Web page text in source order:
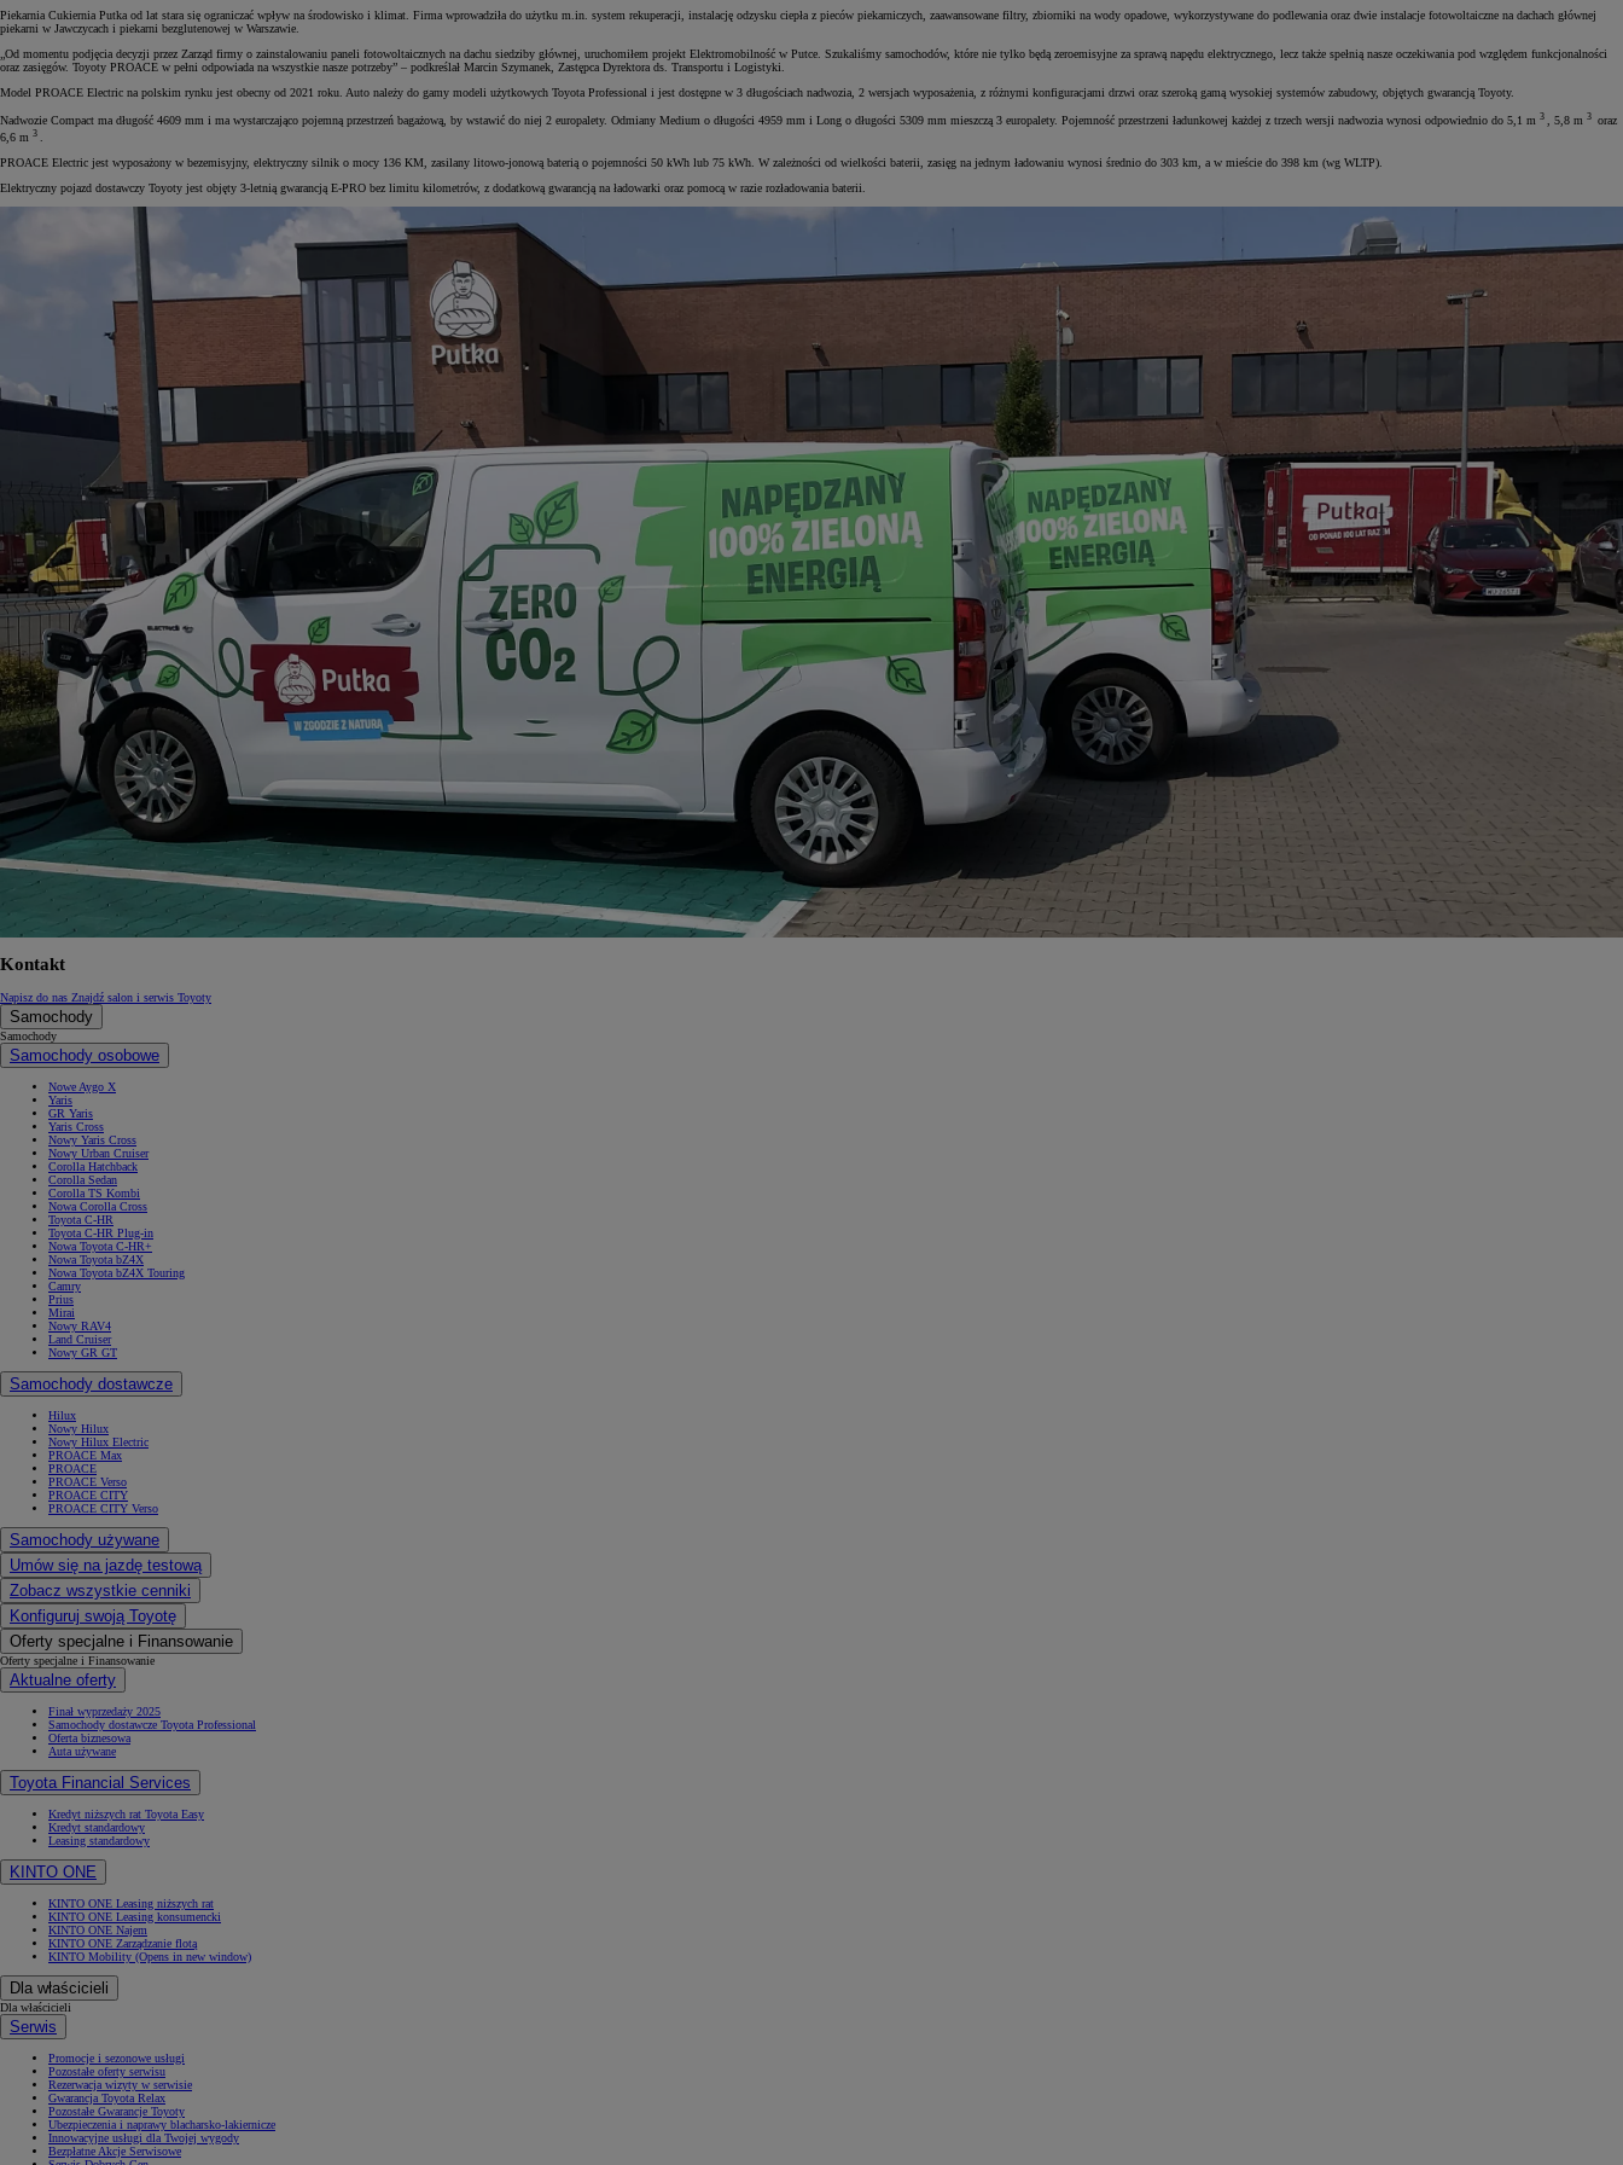
Od105 300 zł
Corolla Hatchback
HYBRID
Piekarnia Cukiernia Putka od lat stara się ograniczać wpływ na środowisko i klimat. Firma wprowadziła do użytku m.in. system rekuperacji, instalację odzysku ciepła z pieców piekarniczych, zaawansowane filtry, zbiorniki na wody opadowe, wykorzystywane do podlewania oraz dwie instalacje fotowoltaiczne na dachach głównej
piekarni w Jawczycach i piekarni bezglutenowej w Warszawie.
„Od momentu podjęcia decyzji przez Zarząd firmy o zainstalowaniu paneli fotowoltaicznych na dachu siedziby głównej, uruchomiłem projekt Elektromobilność w Putce. Szukaliśmy samochodów, które nie tylko będą zeroemisyjne za sprawą napędu elektrycznego, lecz także spełnią nasze oczekiwania pod względem funkcjonalności
oraz zasięgów. Toyoty PROACE w pełni odpowiada na wszystkie nasze potrzeby” – podkreślał Marcin Szymanek, Zastępca Dyrektora ds. Transportu i Logistyki.
Model PROACE Electric na polskim rynku jest obecny od 2021 roku. Auto należy do gamy modeli użytkowych Toyota Professional i jest dostępne w 3 długościach nadwozia, 2 wersjach wyposażenia, z różnymi konfiguracjami drzwi oraz szeroką gamą wysokiej systemów zabudowy, objętych gwarancją Toyoty.
Nadwozie Compact ma długość 4609 mm i ma wystarczająco pojemną przestrzeń bagażową, by wstawić do niej 2 europalety. Odmiany Medium o długości 4959 mm i Long o długości 5309 mm mieszczą 3 europalety. Pojemność przestrzeni ładunkowej każdej z trzech wersji nadwozia wynosi odpowiednio do 5,1 m 3 , 5,8 m 3 oraz
6,6 m 3
PROACE Electric jest wyposażony w bezemisyjny, elektryczny silnik o mocy 136 KM, zasilany litowo-jonową baterią o pojemności 50 kWh lub 75 kWh. W zależności od wielkości baterii, zasięg na jednym ładowaniu wynosi średnio do 303 km, a w mieście do 398 km (wg WLTP).
Elektryczny pojazd dostawczy Toyoty jest objęty 3-letnią gwarancją E-PRO bez limitu kilometrów, z dodatkową gwarancją na ładowarki oraz pomocą w razie rozładowania baterii.
Kontakt
Napisz do nas Znajdź salon i serwis Toyoty
Samochody
Samochody
Samochody osobowe
Nowe Aygo X
Yaris
GR Yaris
Yaris Cross
Nowy Yaris Cross
Nowy Urban Cruiser
Corolla Hatchback
Corolla Sedan
Corolla TS Kombi
Nowa Corolla Cross
Toyota C-HR
Toyota C-HR Plug-in
Nowa Toyota C-HR+
Nowa Toyota bZ4X
Nowa Toyota bZ4X Touring
Camry
Prius
Mirai
Nowy RAV4
Land Cruiser
Nowy GR GT
Samochody dostawcze
Hilux
Nowy Hilux
Nowy Hilux Electric
PROACE Max
PROACE
PROACE Verso
PROACE CITY
PROACE CITY Verso
Samochody używane
Umów się na jazdę testową
Zobacz wszystkie cenniki
Konfiguruj swoją Toyotę
Oferty specjalne i Finansowanie
Oferty specjalne i Finansowanie
Aktualne oferty
Finał wyprzedaży 2025
Samochody dostawcze Toyota Professional
Oferta biznesowa
Auta używane
Toyota Financial Services
Kredyt niższych rat Toyota Easy
Kredyt standardowy
Leasing standardowy
KINTO ONE
KINTO ONE Leasing niższych rat
KINTO ONE Leasing konsumencki
KINTO ONE Najem
KINTO ONE Zarządzanie flotą
KINTO Mobility (Opens in new window)
Dla właścicieli
Dla właścicieli
Serwis
Promocje i sezonowe usługi
Pozostałe oferty serwisu
Rezerwacja wizyty w serwisie
Gwarancja Toyota Relax
Pozostałe Gwarancje Toyoty
Ubezpieczenia i naprawy blacharsko-lakiernicze
Innowacyjne usługi dla Twojej wygody
Bezpłatne Akcje Serwisowe